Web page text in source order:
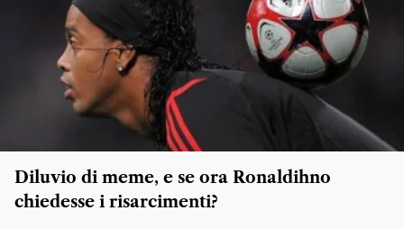
Diluvio di meme, e se ora Ronaldihno
chiedesse i risarcimenti?